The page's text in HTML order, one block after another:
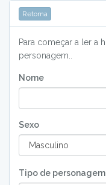
Retorna
Para começar a ler a
personagem..
Nome
Sexo
Tipo de personagem